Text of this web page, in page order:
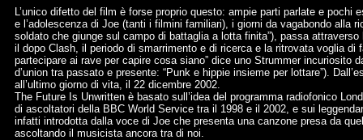
L’unico difetto del film è forse proprio questo: ampie parti parlate e
e l’adolescenza di Joe (tanti i filmini familiari), i giorni da vagabondo alla
soldato che giunge sul campo di battaglia a lotta finita”), passa
il dopo Clash, il periodo di smarrimento e di ricerca e la ritrovata voglia di
partecipare ai rave per capire cosa siano” dice uno Strummer
d’union tra passato e presente: “Punk e hippie insieme per lottare”).
all’ultimo giorno di vita, il 22 dicembre 2002.
The Future Is Unwritten è basato sull’idea del programma radiofonico
di ascoltatori della BBC World Service tra il 1998 e il 2002, e sui
infatti introdotta dalla voce di Joe che presenta una canzone presa da
ascoltando il musicista ancora tra di noi.